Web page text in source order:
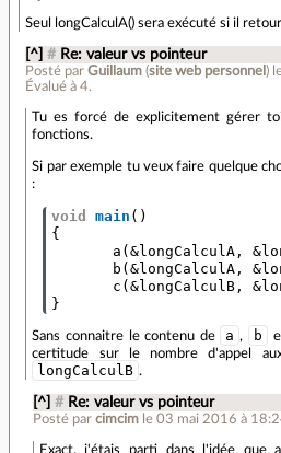
Seul longCalculA() sera exécuté si il
[^] # Re: valeur vs pointeur
Posté parGuillaum (site web personnel )
Évalué à4.
Tu es forcé de explicitement gérer
fonctions.
Si par exemple tu veux faire quelque
:
void main ()
{
a (&longCalculA , &
b (&longCalculA , &
c (&longCalculB , &
}
Sans connaitre le contenu de a , b
certitude sur le nombre d'appel
longCalculB .
[^] # Re: valeur vs pointeur
Posté par cimcim le 03 mai 2016 à
Exact, j'étais parti dans l'idée que